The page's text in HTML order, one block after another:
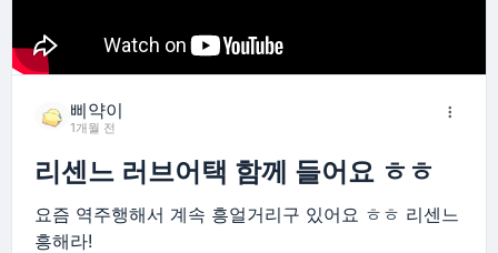
삐약이
1개월 전
리센느 러브어택 함께 들어요 ㅎㅎ
요즘 역주행해서 계속 흥얼거리구 있어요 ㅎㅎ 리센느
흥해라!